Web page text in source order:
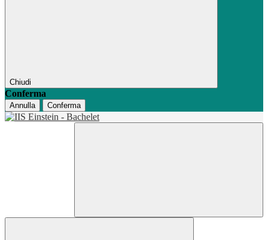
Chiudi
Conferma
Annulla Conferma